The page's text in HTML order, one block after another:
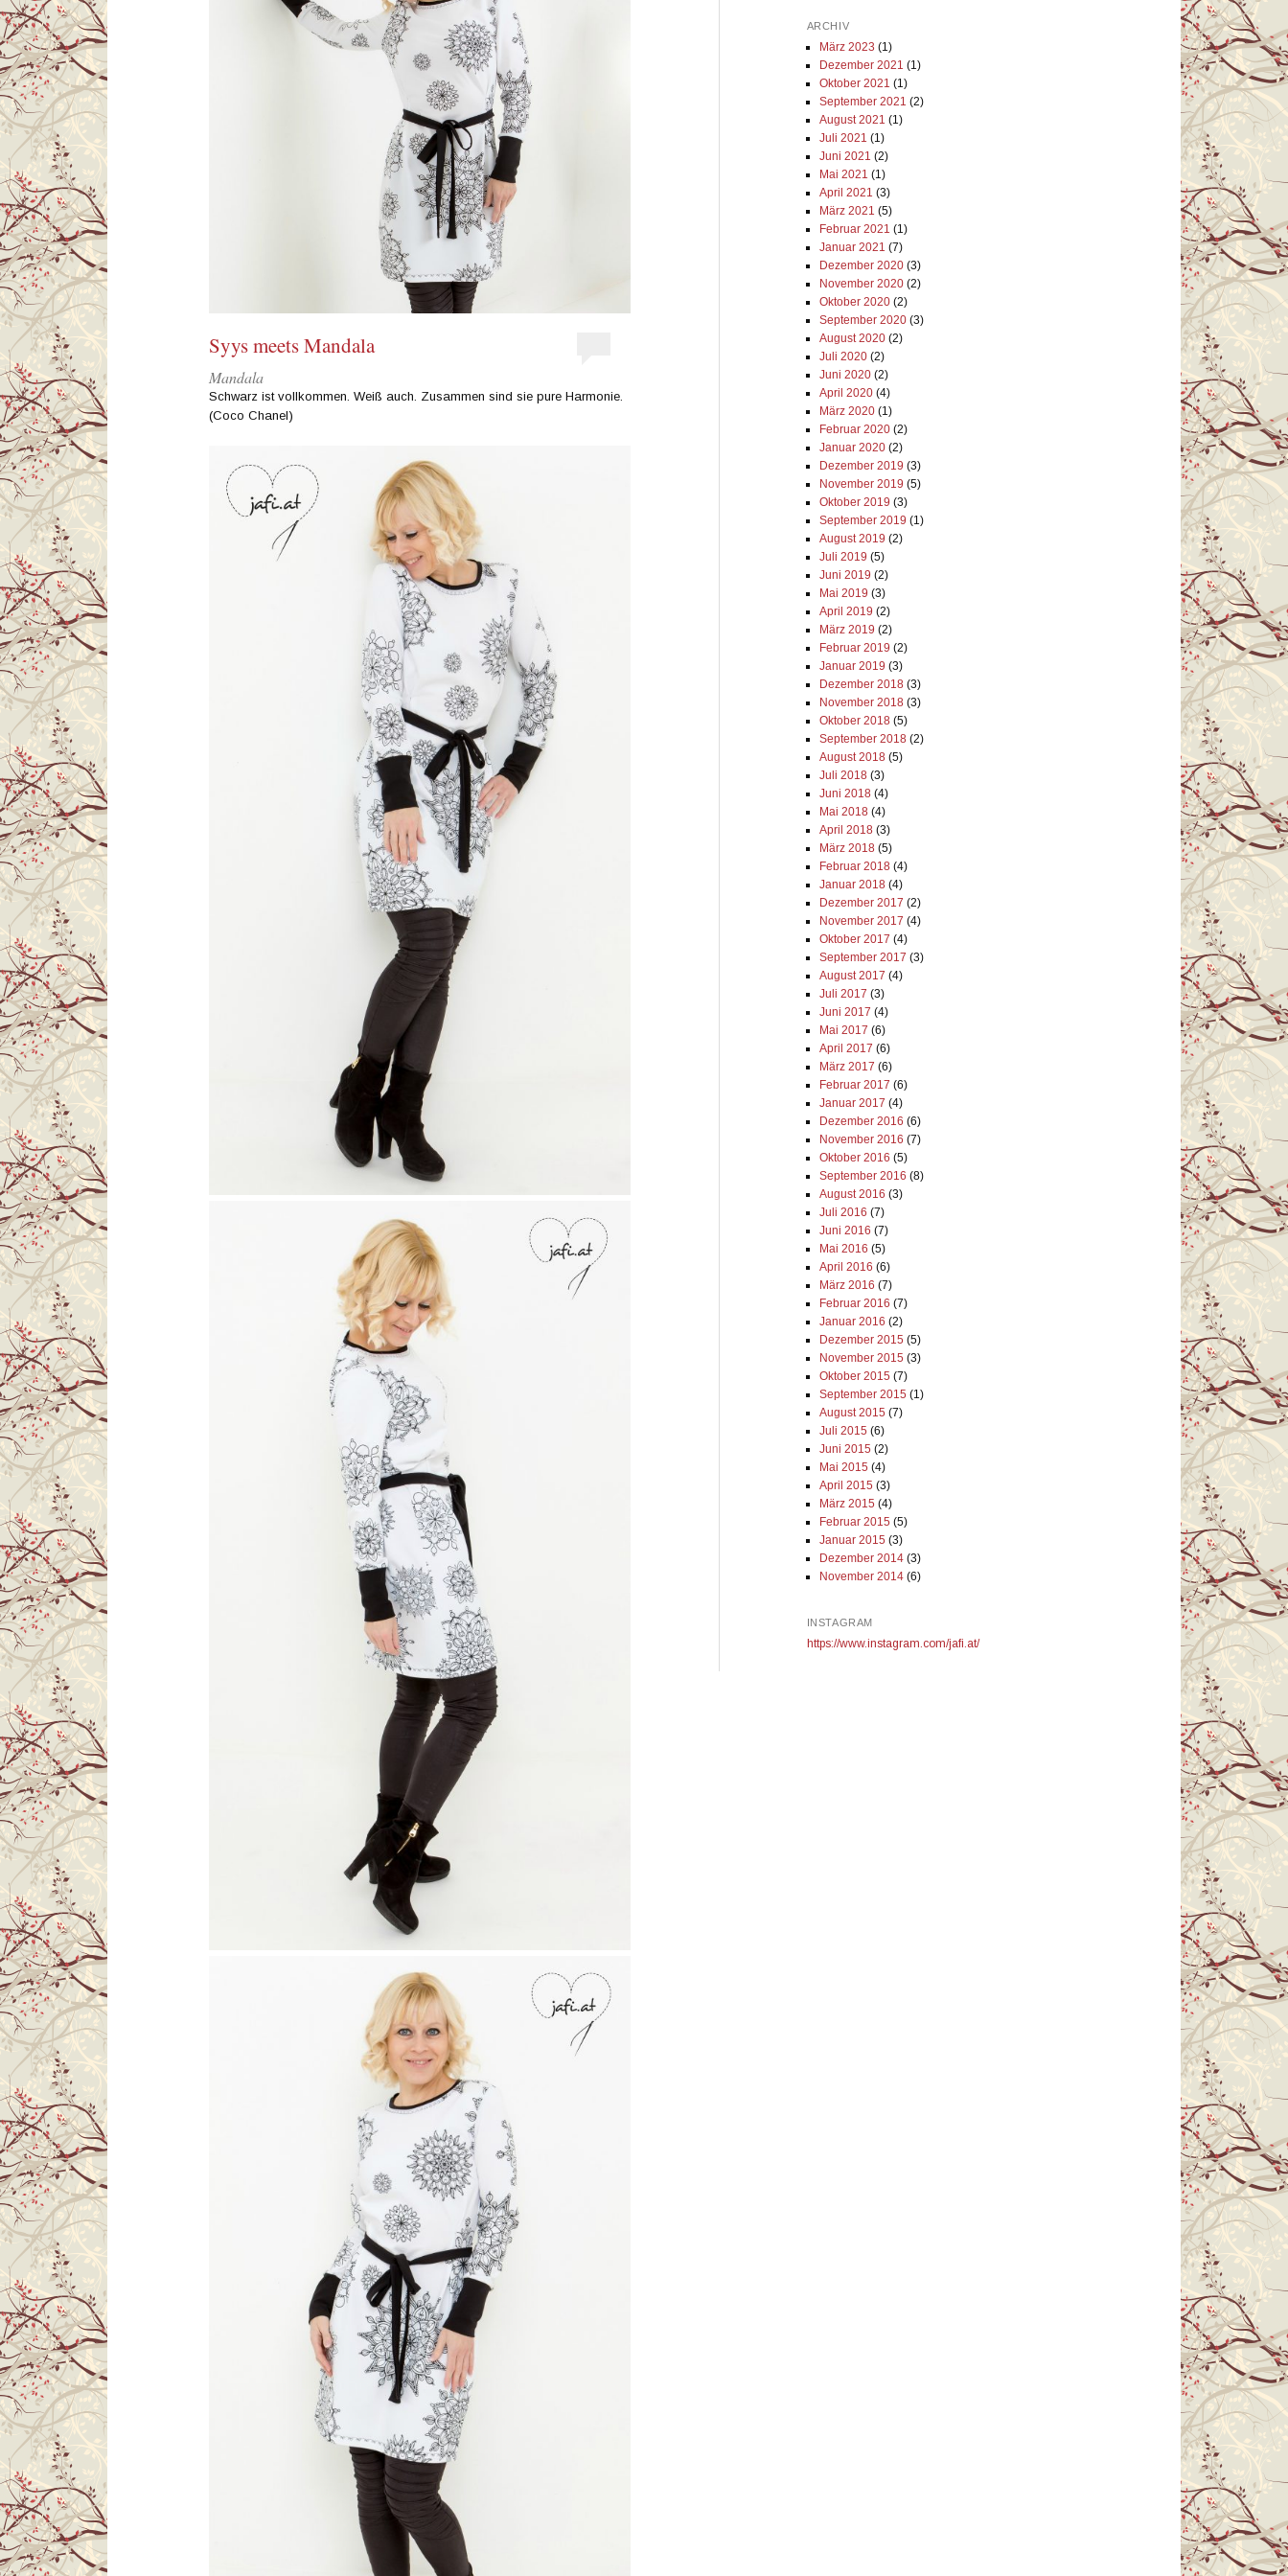
Syys meets Mandala
Mandala
Schwarz ist vollkommen. Weiß auch. Zusammen sind sie pure Harmonie.
(Coco Chanel)
ARCHIV
März 2023 (1)
Dezember 2021 (1)
Oktober 2021 (1)
September 2021 (2)
August 2021 (1)
Juli 2021 (1)
Juni 2021 (2)
Mai 2021 (1)
April 2021 (3)
März 2021 (5)
Februar 2021 (1)
Januar 2021 (7)
Dezember 2020(3)
November 2020(2)
Oktober 2020(2)
September 2020(3)
August 2020(2)
Juli 2020(2)
Juni 2020(2)
April 2020(4)
März 2020(1)
Februar 2020(2)
Januar 2020(2)
Dezember 2019 (3)
November 2019 (5)
Oktober 2019 (3)
September 2019 (1)
August 2019 (2)
Juli 2019 (5)
Juni 2019 (2)
Mai 2019 (3)
April 2019 (2)
März 2019 (2)
Februar 2019 (2)
Januar 2019 (3)
Dezember 2018(3)
November 2018(3)
Oktober 2018(5)
September 2018(2)
August 2018(5)
Juli 2018(3)
Juni 2018(4)
Mai 2018(4)
April 2018(3)
März 2018(5)
Februar 2018(4)
Januar 2018(4)
Dezember 2017 (2)
November 2017 (4)
Oktober 2017 (4)
September 2017 (3)
August 2017 (4)
Juli 2017 (3)
Juni 2017 (4)
Mai 2017 (6)
April 2017 (6)
März 2017 (6)
Februar 2017 (6)
Januar 2017 (4)
Dezember 2016 (6)
November 2016 (7)
Oktober 2016 (5)
September 2016 (8)
August 2016 (3)
Juli 2016 (7)
Juni 2016 (7)
Mai 2016 (5)
April 2016 (6)
März 2016 (7)
Februar 2016 (7)
Januar 2016 (2)
Dezember 2015 (5)
November 2015 (3)
Oktober 2015 (7)
September 2015 (1)
August 2015 (7)
Juli 2015 (6)
Juni 2015 (2)
Mai 2015 (4)
April 2015 (3)
März 2015 (4)
Februar 2015 (5)
Januar 2015 (3)
Dezember 2014(3)
November 2014(6)
INSTAGRAM
https://www.instagram.com/jafi.at/